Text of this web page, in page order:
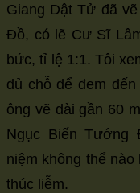
Giang Dật Tử đã
Đồ, có lẽ Cư Sĩ
bức, tỉ lệ 1:1. Tôi
đủ chỗ để đem
ông vẽ dài gần 60
Ngục Biến Tướng
niệm không thể
thúc liễm.